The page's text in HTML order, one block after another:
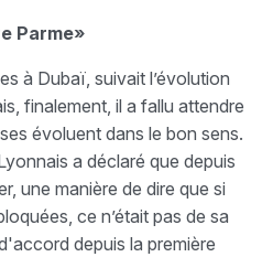
Parme»
à Dubaï, suivait l’évolution
finalement, il a fallu attendre
évoluent dans le bon sens.
a déclaré que depuis
une manière de dire que si
ce n’était pas de sa
depuis la première